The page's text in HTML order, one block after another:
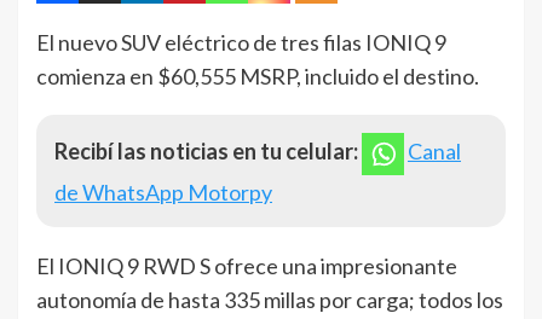
El nuevo SUV eléctrico de tres filas IONIQ 9
comienza en $60,555 MSRP, incluido el destino.
Recibí las noticias en tu celular:
Canal
de WhatsApp Motorpy
El IONIQ 9 RWD S ofrece una impresionante
autonomía de hasta 335 millas por carga; todos los